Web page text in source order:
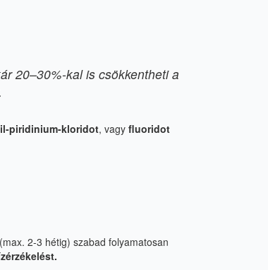
20–30%-kal is csökkentheti a
piridinium-kloridot, vagy fluoridot
(max. 2-3 hétig) szabad folyamatosan